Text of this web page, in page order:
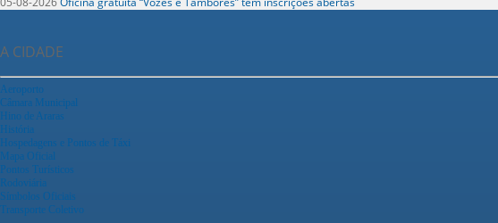
A CIDADE
Aeroporto
Câmara Municipal
Hino de Araras
História
Hospedagens e Pontos de Táxi
Mapa Oficial
Pontos Turísticos
Rodoviária
Símbolos Oficiais
Transporte Coletivo